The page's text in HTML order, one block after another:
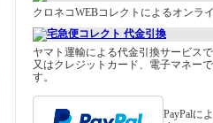
クロネコWEBコレクトによるオンラ
ヤマト運輸による代金引換サービス
又はクレジットカード、電子マネー
す。
PayPalに